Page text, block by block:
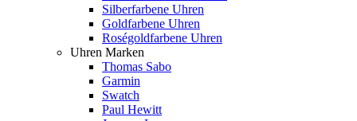
Silberfarbene Uhren
Goldfarbene Uhren
Roségoldfarbene Uhren
Uhren Marken
Thomas Sabo
Garmin
Swatch
Paul Hewitt